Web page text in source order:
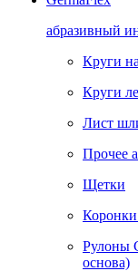
абразивный
Круги
Круги
Лист
Прочее
Щетки
Коронки
Рулоны
основа)